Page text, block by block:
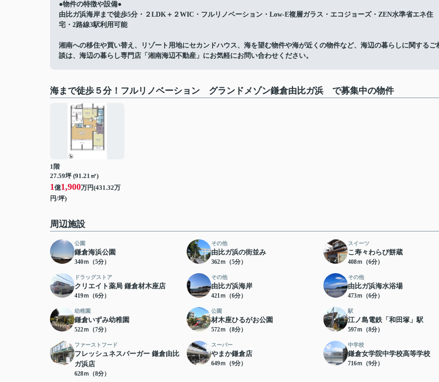
●物件の特徴や設備●
由比ガ浜海岸まで徒歩5分・２LDK＋２WIC・フルリノベーション・Low-E複層ガラス・エコジョーズ・ZEN水準省エネ住
宅・2路線3駅利用可能
湘南への移住や買い替え、リゾート用地にセカンドハウス、海を望む物件や海が近くの物件など、海辺の暮らしに関するご
談は、海辺の暮らし専門店「湘南海辺不動産」にお気軽にお問い合わせください。
海まで徒歩５分！フルリノベーション グランドメゾン鎌倉由比ガ浜 で募集中の物件
1階
27.59坪 (91.21㎡)
1億1,900万円(431.32万
円/坪)
周辺施設
公園
鎌倉海浜公園
340ｍ（5分）
その他
由比ガ浜の街並み
362ｍ（5分）
スイーツ
こ寿々わらび餅蔵
408ｍ（6分）
ドラッグストア
クリエイト薬局 鎌倉材木座店
419ｍ（6分）
その他
由比ガ浜海岸
421ｍ（6分）
その他
由比ガ浜海水浴場
473ｍ（6分）
幼稚園
鎌倉いずみ幼稚園
522ｍ（7分）
公園
材木座ひるがお公園
572ｍ（8分）
駅
江ノ島電鉄「和田塚」駅
597ｍ（8分）
ファーストフード
フレッシュネスバーガー 鎌倉由比
ガ浜店
628ｍ（8分）
スーパー
やまか鎌倉店
649ｍ（9分）
中学校
鎌倉女学院中学校高等学校
716ｍ（9分）